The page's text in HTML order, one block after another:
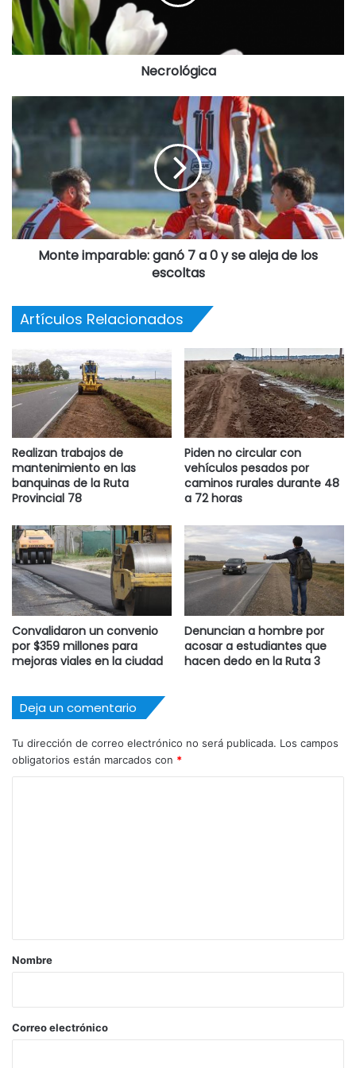
Destacadas
Necrológica
Monte imparable: ganó 7 a 0 y se aleja de los
escoltas
Artículos Relacionados
Realizan trabajos de
mantenimiento en las
banquinas de la Ruta
Provincial 78
Piden no circular con
vehículos pesados por
caminos rurales durante 48
a 72 horas
Convalidaron un convenio
por $359 millones para
mejoras viales en la ciudad
Denuncian a hombre por
acosar a estudiantes que
hacen dedo en la Ruta 3
Deja un comentario
Tu dirección de correo electrónico no será publicada. Los campos
obligatorios están marcados con *
r
*
Nombre
Correo electrónico